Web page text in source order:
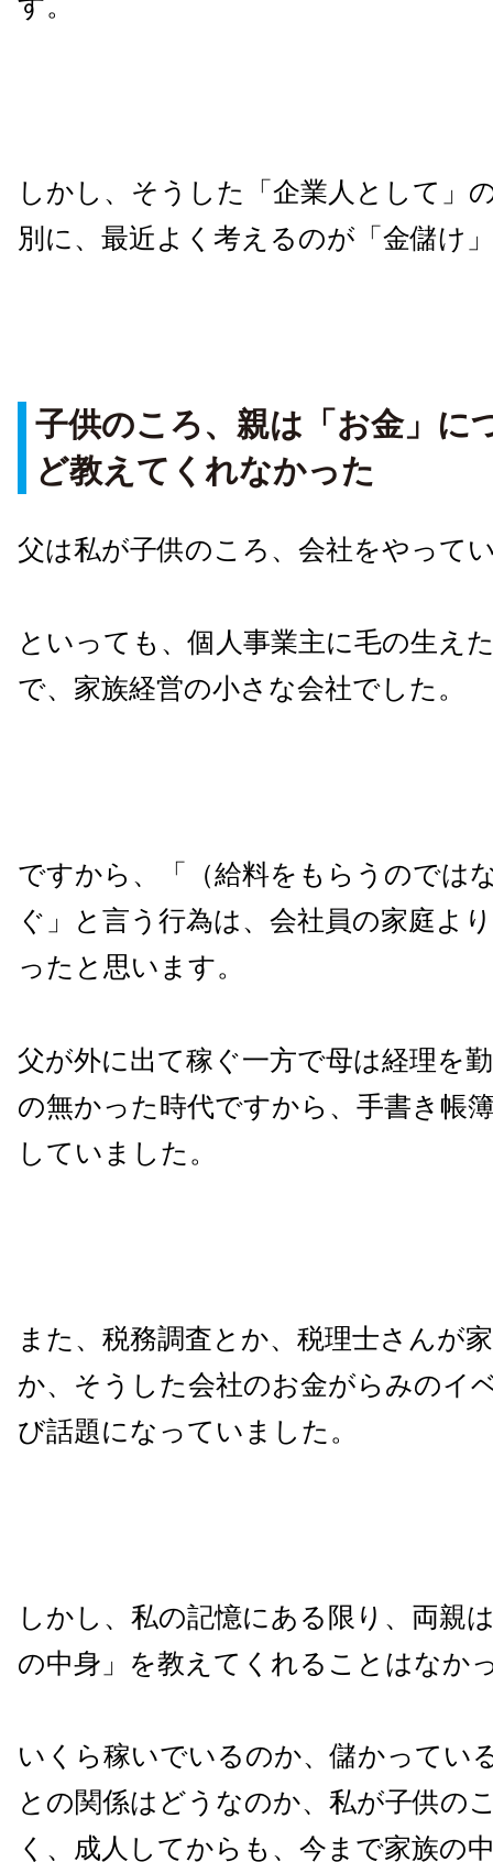
しかし、そうした「企業人として」
別に、最近よく考えるのが「金儲け
子供のころ、親は「お金」に
ど教えてくれなかった
父は私が子供のころ、会社をやって
といっても、個人事業主に毛の生え
で、家族経営の小さな会社でした。
ですから、「（給料をもらうのでは
ぐ」と言う行為は、会社員の家庭よ
ったと思います。
父が外に出て稼ぐ一方で母は経理を
の無かった時代ですから、手書き帳
していました。
また、税務調査とか、税理士さんが
か、そうした会社のお金がらみのイ
び話題になっていました。
しかし、私の記憶にある限り、両親
の中身」を教えてくれることはなか
いくら稼いでいるのか、儲かってい
との関係はどうなのか、私が子供の
く、成人してからも、今まで家族の